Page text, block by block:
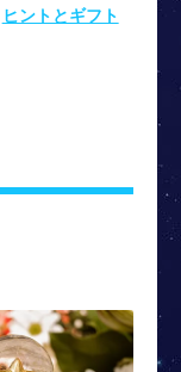
ヒントとギフト